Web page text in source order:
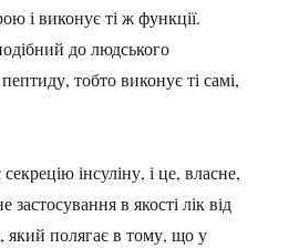
і виконує ті ж функції.
до людського
тобто виконує ті самі,
інсуліну, і це, власне,
в якості лік від
який полягає в тому, що у